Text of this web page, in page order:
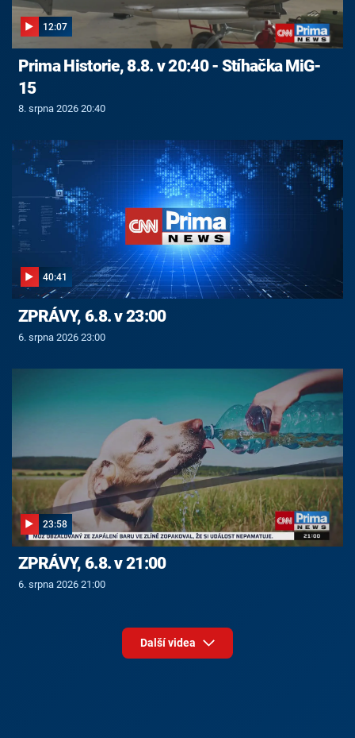
12:07
Prima Historie, 8.8. v 20:40 - Stíhačka MiG-
15
8. srpna 2026 20:40
40:41
ZPRÁVY, 6.8. v 23:00
6. srpna 2026 23:00
23:58
ZPRÁVY, 6.8. v 21:00
6. srpna 2026 21:00
Další videa